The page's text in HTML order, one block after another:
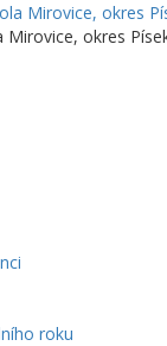
Mirovice, okres
roku